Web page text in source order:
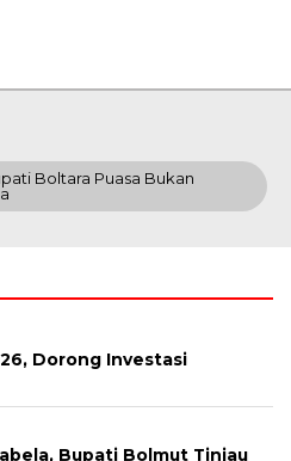
Boltara Puasa Bukan
Dorong Investasi
Bupati Bolmut Tinjau